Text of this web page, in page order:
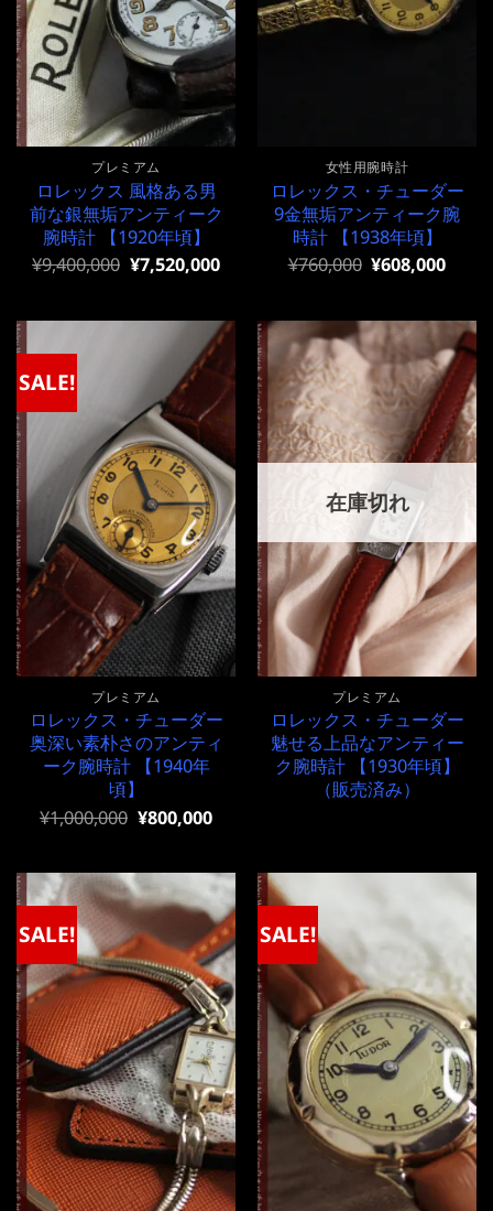
プレミアム
ロレックス 風格ある男
前な銀無垢アンティーク
腕時計 【1920年頃】
元
格
¥9,400,000
で
し
¥9,400,000 現
価
¥9,400,000
す。
¥7,520,000
女性用腕時計
ロレックス・チューダー
9金無垢アンティーク腕
時計 【1938年頃】
元
格
¥760,000
で
し
た。
¥760,000 現
価
格
は
¥760,000
で
す。
¥608,000
SALE!
プレミアム
ロレックス・チューダー
奥深い素朴さのアンティ
ーク腕時計 【1940年
頃】
元
格
は
¥1,000,000
で
し
¥1,000,000 現
価
格
は
¥1,000,000
で
す。
¥800,000
在庫切れ
プレミアム
ロレックス・チューダー
魅せる上品なアンティー
ク腕時計 【1930年頃】
（販売済み）
SALE! SALE!